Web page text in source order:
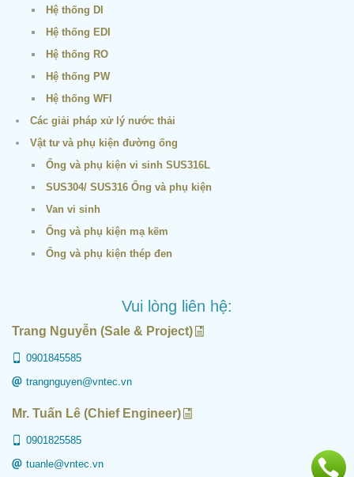
Hệ thống DI
Hệ thống EDI
Hệ thống RO
Hệ thống PW
Hệ thống WFI
Các giải pháp xử lý nước thải
Vật tư và phụ kiện đường ống
Ống và phụ kiện vi sinh SUS316L
SUS304/ SUS316 Ống và phụ kiện
Van vi sinh
Ống và phụ kiện mạ kẽm
Ống và phụ kiện thép đen
Vui lòng liên hệ:
Trang Nguyễn (Sale & Project)
0901845585
trangnguyen@vntec.vn
Mr. Tuấn Lê (Chief Engineer)
0901825585
tuanle@vntec.vn